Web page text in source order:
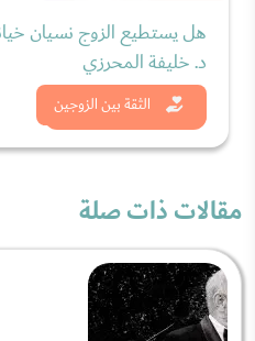
الثقة بين الزوجين
هل يستطيع الزوج نسيان
د. خليفة المحرزي
شاهد الان
مقالات ذات صلة